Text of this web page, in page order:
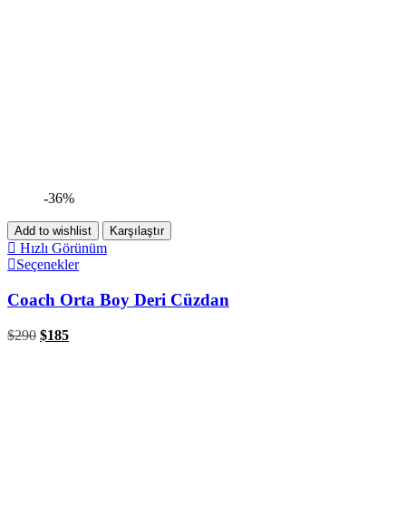
-36%
Add to wishlist Karşılaştır
Hızlı Görünüm
Seçenekler
Coach Orta Boy Deri Cüzdan
$290 $185